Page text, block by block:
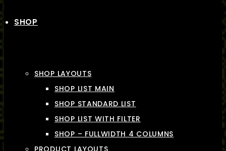
SHOP
SHOP LAYOUTS
SHOP LIST MAIN
SHOP STANDARD LIST
SHOP LIST WITH FILTER
SHOP – FULLWIDTH 4 COLUMNS
PRODUCT LAYOUTS